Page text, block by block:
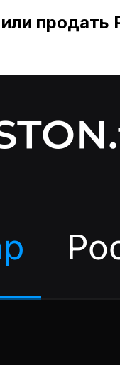
продать